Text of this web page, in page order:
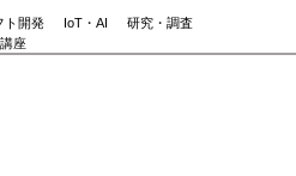
ト開発 IoT・AI
研究・調査
座